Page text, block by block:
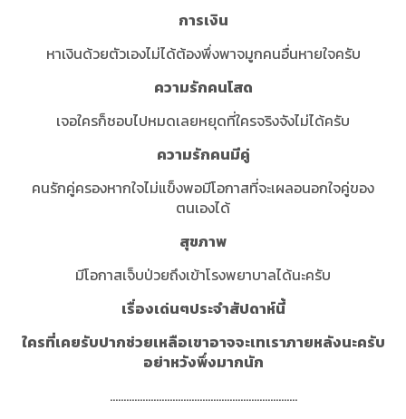
การเงิน
หาเงินด้วยตัวเองไม่ได้ต้องพึ่งพาจมูกคนอื่นหายใจครับ
ความรักคนโสด
เจอใครก็ชอบไปหมดเลยหยุดที่ใครจริงจังไม่ได้ครับ
ความรักคนมีคู่
คนรักคู่ครองหากใจไม่แข็งพอมีโอกาสที่จะเผลอนอกใจคู่ของ
ตนเองได้
สุขภาพ
มีโอกาสเจ็บป่วยถึงเข้าโรงพยาบาลได้นะครับ
เรื่องเด่นๆประจำสัปดาห์นี้
ใครที่เคยรับปากช่วยเหลือเขาอาจจะเทเราภายหลังนะครับ
อย่าหวังพึ่งมากนัก
.....................................................................